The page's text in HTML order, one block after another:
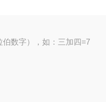
数字），如：三加四=7